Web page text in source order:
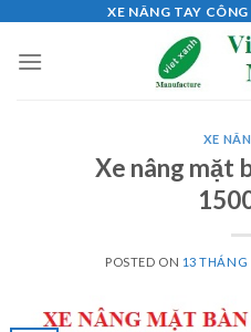
content
XE NÂNG TAY
XE
Xe nâng mặt
POSTED ON 13 THÁNG